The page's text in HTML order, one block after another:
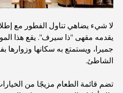
أنشطة يمكنك القيام بها في
بطاقات الائتمان في الإمارات
للإنفاق الذكي
المستوى في دبي
لا شيء يضاهي تناول الفطور مع
يقدمه مقهى "ذا سيرف". يقع هذا
جميرا، ويستمتع به سكانها وزوارها
الشاطئ.
تضم قائمة الطعام مزيجًا من